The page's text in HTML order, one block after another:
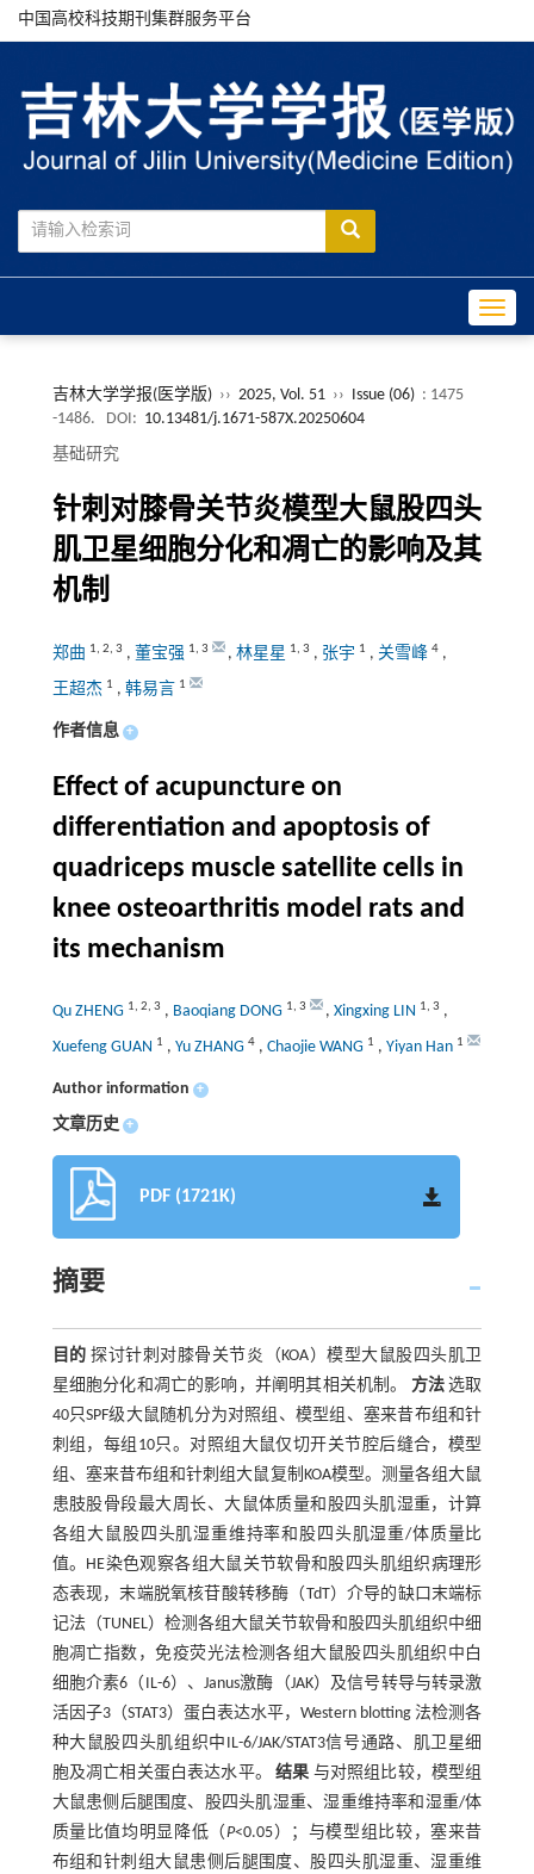
中国高校科技期刊集群服务平台
吉林大学学报(医学版) ›› 2025, Vol. 51 ›› Issue (06) : 1475
-1486.
DOI: 10.13481/j.1671-587X.20250604
基础研究
针刺对膝骨关节炎模型大鼠股四头
肌卫星细胞分化和凋亡的影响及其
机制
郑曲 1, 2, 3 , 董宝强 1, 3 , 林星星 1, 3 , 张宇 1 , 关雪峰 4,
王超杰 1 , 韩易言 1
作者信息 +
Effect of acupuncture on
differentiation and apoptosis of
quadriceps muscle satellite cells in
knee osteoarthritis model rats and
its mechanism
Qu ZHENG 1, 2, 3 , Baoqiang DONG 1, 3 , Xingxing LIN 1, 3 ,
Xuefeng GUAN 1 , Yu ZHANG 4, Chaojie WANG 1 , Yiyan Han 1
Author information +
文章历史 +
PDF (1721K)
摘要
目的 探讨针刺对膝骨关节炎（KOA）模型大鼠股四头肌卫
星细胞分化和凋亡的影响，并阐明其相关机制。 方法 选取
40只SPF级大鼠随机分为对照组、模型组、塞来昔布组和针
刺组，每组10只。对照组大鼠仅切开关节腔后缝合，模型
组、塞来昔布组和针刺组大鼠复制KOA模型。测量各组大鼠
患肢股骨段最大周长、大鼠体质量和股四头肌湿重，计算
各组大鼠股四头肌湿重维持率和股四头肌湿重/体质量比
值。HE染色观察各组大鼠关节软骨和股四头肌组织病理形
态表现，末端脱氧核苷酸转移酶（TdT）介导的缺口末端标
记法（TUNEL）检测各组大鼠关节软骨和股四头肌组织中细
胞凋亡指数，免疫荧光法检测各组大鼠股四头肌组织中白
细胞介素6（IL-6）、Janus激酶（JAK）及信号转导与转录激
活因子3（STAT3）蛋白表达水平，Western blotting 法检测各
种大鼠股四头肌组织中IL-6/JAK/STAT3信号通路、肌卫星细
胞及凋亡相关蛋白表达水平。结果 与对照组比较，模型组
大鼠患侧后腿围度、股四头肌湿重、湿重维持率和湿重/体
质量比值均明显降低（P<0.05）；与模型组比较，塞来昔
布组和针刺组大鼠患侧后腿围度、股四头肌湿重、湿重维